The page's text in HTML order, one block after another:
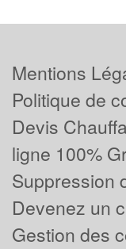
Mentions
Politique de
Devis
ligne 100%
Suppression
Devenez un
Gestion des